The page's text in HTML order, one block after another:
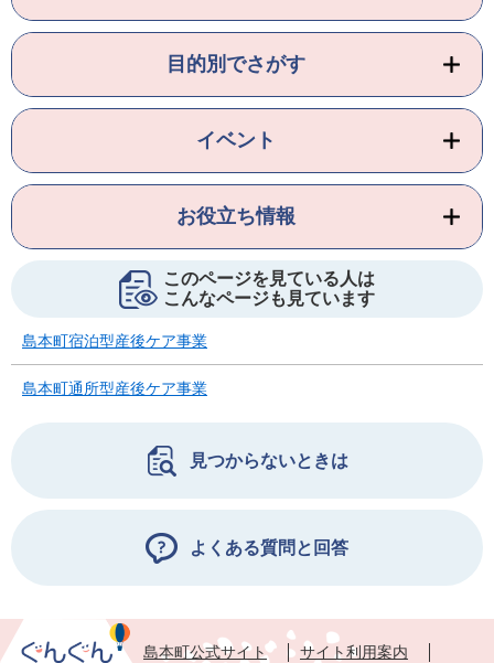
目的別でさがす
イベント
お役立ち情報
このページを見ている人は
こんなページも見ています
島本町宿泊型産後ケア事業
島本町通所型産後ケア事業
見つからないときは
よくある質問と回答
島本町公式サイト サイト利用案内